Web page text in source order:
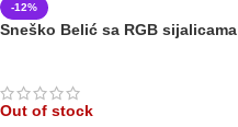
-12%
Sneško Belić sa RGB sijalicama
Out of stock